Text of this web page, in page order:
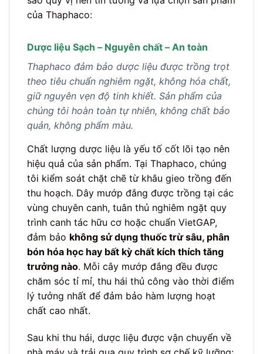
của Thaphaco:
Dược liệu Sạch – Nguyên chất – An toàn
Thaphaco đảm bảo dược liệu được trồng trọt
theo tiêu chuẩn nghiêm ngặt, không hóa chất,
giữ nguyên vẹn độ tinh khiết. Sản phẩm của
chúng tôi hoàn toàn tự nhiên, không chất bảo
quản, không phẩm màu.
Chất lượng dược liệu là yếu tố cốt lõi tạo nên
hiệu quả của sản phẩm. Tại Thaphaco, chúng
tôi kiểm soát chặt chẽ từ khâu gieo trồng đến
thu hoạch. Dây mướp đắng được trồng tại các
vùng chuyên canh, tuân thủ nghiêm ngặt quy
trình canh tác hữu cơ hoặc chuẩn VietGAP,
đảm bảo không sử dụng thuốc trừ sâu, phân
bón hóa học hay bất kỳ chất kích thích tăng
trưởng nào. Mỗi cây mướp đắng đều được
chăm sóc tỉ mỉ, thu hái thủ công vào thời điểm
lý tưởng nhất để đảm bảo hàm lượng hoạt
chất cao nhất.
Sau khi thu hái, dược liệu được vận chuyển về